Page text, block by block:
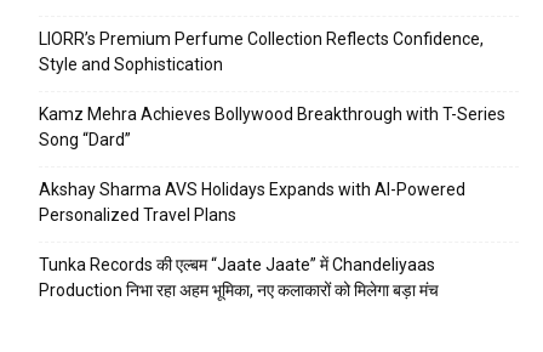
LIORR’s Premium Perfume Collection Reflects Confidence,
Style and Sophistication
Kamz Mehra Achieves Bollywood Breakthrough with T-Series
Song “Dard”
Akshay Sharma AVS Holidays Expands with AI-Powered
Personalized Travel Plans
Tunka Records की एल्बम “Jaate Jaate” में Chandeliyaas
Production निभा रहा अहम भूमिका, नए कलाकारों को मिलेगा बड़ा मंच